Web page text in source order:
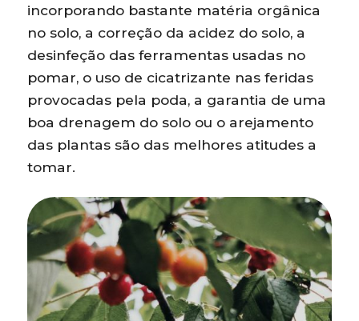
incorporando bastante matéria orgânica
no solo, a correção da acidez do solo, a
desinfeção das ferramentas usadas no
pomar, o uso de cicatrizante nas feridas
provocadas pela poda, a garantia de uma
boa drenagem do solo ou o arejamento
das plantas são das melhores atitudes a
tomar.